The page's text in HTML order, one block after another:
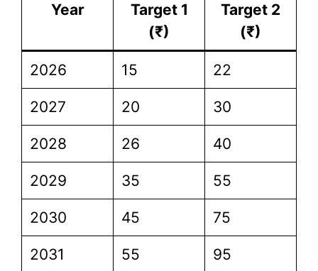
Year
Target 1
(₹)
Target 2
(₹)
2026 15 22
2027 20 30
2028 26 40
2029 35 55
2030 45 75
2031 55 95